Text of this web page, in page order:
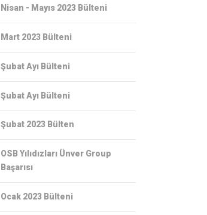
Nisan - Mayıs 2023 Bülteni
Mart 2023 Bülteni
Şubat Ayı Bülteni
Şubat Ayı Bülteni
Şubat 2023 Bülten
OSB Yılıdızları Ünver Group
Başarısı
Ocak 2023 Bülteni